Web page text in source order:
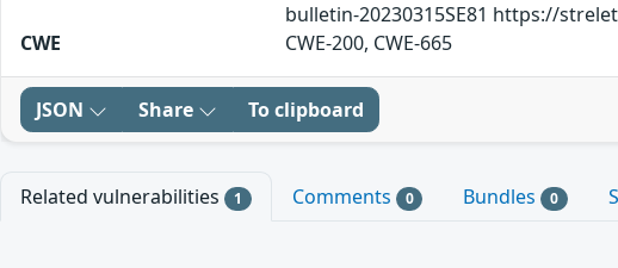
bulletin-20230315SE81 https://
CWE
CWE-200, CWE-665
JSON Share To clipboard
Related vulnerabilities 1 Comments 0 Bundles 0